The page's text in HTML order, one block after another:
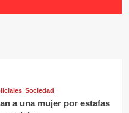
Sociedad
a una mujer por estafas